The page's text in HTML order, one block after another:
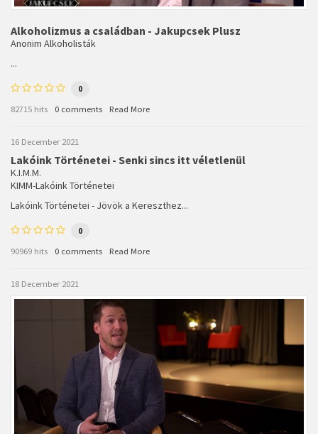
Alkoholizmus a családban - Jakupcsek Plusz
Anonim Alkoholisták
...
0
82715 hits 0 comments Read More
16 December 2021
Lakóink Történetei - Senki sincs itt véletlenül
K.I.M.M.
KIMM-Lakóink Történetei
Lakóink Történetei - Jövök a Kereszthez...
0
90969 hits 0 comments Read More
18 December 2021